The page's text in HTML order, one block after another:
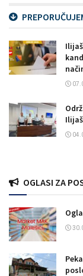
Ilijaš
OGLASI ZA